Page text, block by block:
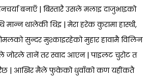
बनाएँ | बिस्तारै उसले मलाइ दाजुभाइको
मान्न थालेकी थिइ | मेरा हरेक कुरामा हास्थी,
सुन्दर मुश्काइरहेको मुहार हावामै विलिन
जोरले तानें तर स्वाद आएन | पाइलट चुरोट त
रैछ | आखिर मैले फुकेको धुवाँको कण यहींकतै